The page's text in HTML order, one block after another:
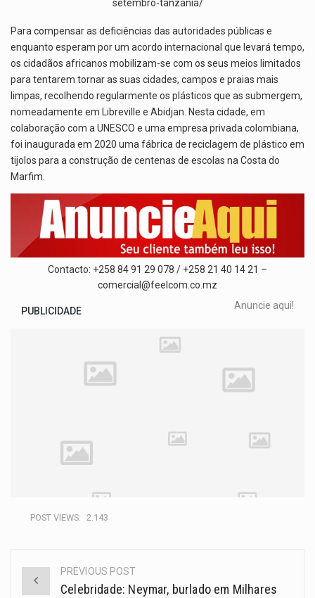
setembro-tanzania/
Para compensar as deficiências das autoridades públicas e
enquanto esperam por um acordo internacional que levará tempo,
os cidadãos africanos mobilizam-se com os seus meios limitados
para tentarem tornar as suas cidades, campos e praias mais
limpas, recolhendo regularmente os plásticos que as submergem,
nomeadamente em Libreville e Abidjan. Nesta cidade, em
colaboração com a UNESCO e uma empresa privada colombiana,
foi inaugurada em 2020 uma fábrica de reciclagem de plástico em
tijolos para a construção de centenas de escolas na Costa do
Marfim.
Contacto: +258 84 91 29 078 / +258 21 40 14 21 –
comercial@feelcom.co.mz
PUBLICIDADE Anuncie aqui!
POST VIEWS: 2.143
PREVIOUS POST
Celebridade: Neymar, burlado em Milhares